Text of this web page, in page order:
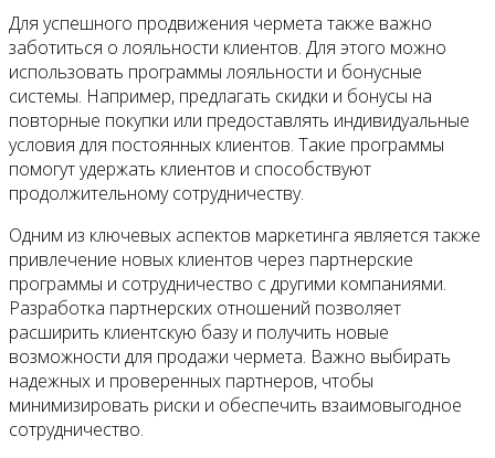
Для успешного продвижения чермета также важно
заботиться о лояльности клиентов. Для этого можно
использовать программы лояльности и бонусные
системы. Например, предлагать скидки и бонусы на
повторные покупки или предоставлять индивидуальные
условия для постоянных клиентов. Такие программы
помогут удержать клиентов и способствуют
продолжительному сотрудничеству.
Одним из ключевых аспектов маркетинга является также
привлечение новых клиентов через партнерские
программы и сотрудничество с другими компаниями.
Разработка партнерских отношений позволяет
расширить клиентскую базу и получить новые
возможности для продажи чермета. Важно выбирать
надежных и проверенных партнеров, чтобы
минимизировать риски и обеспечить взаимовыгодное
сотрудничество.